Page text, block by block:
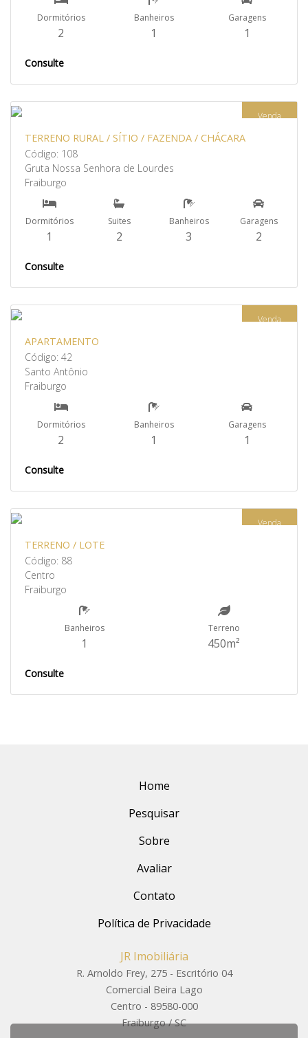
Dormitórios
2
Banheiros
1
Garagens
1
Consulte
Venda
TERRENO RURAL / SÍTIO / FAZENDA / CHÁCARA
Código: 108
Gruta Nossa Senhora de Lourdes
Fraiburgo
Dormitórios
1
Suites
2
Banheiros
3
Garagens
2
Consulte
Venda
APARTAMENTO
Código: 42
Santo Antônio
Fraiburgo
Dormitórios
2
Banheiros
1
Garagens
1
Consulte
Venda
TERRENO / LOTE
Código: 88
Centro
Fraiburgo
Banheiros
1
Terreno
450m²
Consulte
Home
Pesquisar
Sobre
Avaliar
Contato
Política de Privacidade
JR Imobiliária
R. Arnoldo Frey, 275 - Escritório 04
Comercial Beira Lago
Centro - 89580-000
Fraiburgo / SC